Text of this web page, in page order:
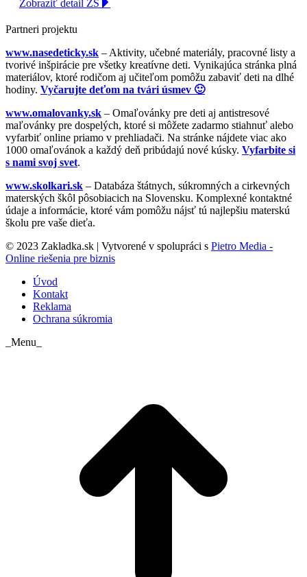
Zobraziť detail ZŠ
Partneri projektu
www.nasedeticky.sk – Aktivity, učebné materiály, pracovné listy a
tvorivé inšpirácie pre všetky kreatívne deti. Vynikajúca stránka plná
materiálov, ktoré rodičom aj učiteľom pomôžu zabaviť deti na dlhé
hodiny. Vyčarujte deťom na tvári úsmev 🙂
www.omalovanky.sk – Omaľovánky pre deti aj antistresové
maľovánky pre dospelých, ktoré si môžete zadarmo stiahnuť alebo
vyfarbiť online priamo v prehliadači. Na stránke nájdete viac ako
1000 omaľovánok a každý deň pribúdajú nové kúsky. Vyfarbite si
s nami svoj svet.
www.skolkari.sk – Databáza štátnych, súkromných a cirkevných
materských škôl pôsobiacich na Slovensku. Komplexné kontaktné
údaje a informácie, ktoré vám pomôžu nájsť tú najlepšiu materskú
školu pre vaše dieťa.
© 2023 Zakladka.sk | Vytvorené v spolupráci s Pietro Media -
Online riešenia pre biznis
Úvod
Kontakt
Reklama
Ochrana súkromia
_Menu_